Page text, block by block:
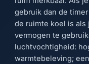
gebruik dan de
de ruimte koel is als
vermogen te
luchtvochtigheid:
warmtebeleving;